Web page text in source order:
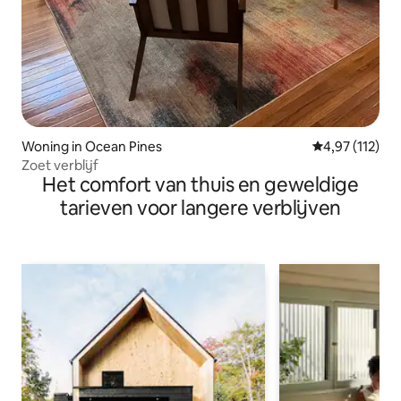
Woning in Ocean Pines Gemiddelde
4,97 (112)
Zoet verblijf
Het comfort van thuis en geweldige
tarieven voor langere verblijven